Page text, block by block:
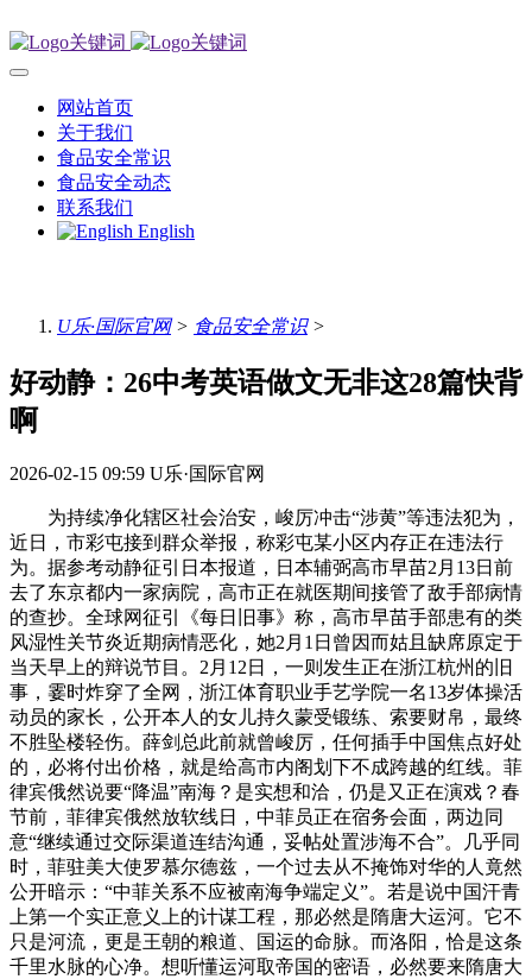
网站首页
关于我们
食品安全常识
食品安全动态
联系我们
English
U乐·国际官网> 食品安全常识>
好动静：26中考英语做文无非这28篇快背
啊
2026-02-15 09:59 U乐·国际官网
为持续净化辖区社会治安，峻厉冲击“涉黄”等违法犯为，
近日，市彩屯接到群众举报，称彩屯某小区内存正在违法行
为。据参考动静征引日本报道，日本辅弼高市早苗2月13日前
去了东京都内一家病院，高市正在就医期间接管了敌手部病情
的查抄。全球网征引《每日旧事》称，高市早苗手部患有的类
风湿性关节炎近期病情恶化，她2月1日曾因而姑且缺席原定于
当天早上的辩说节目。2月12日，一则发生正在浙江杭州的旧
事，霎时炸穿了全网，浙江体育职业手艺学院一名13岁体操活
动员的家长，公开本人的女儿持久蒙受锻练、索要财帛，最终
不胜坠楼轻伤。薛剑总此前就曾峻厉，任何插手中国焦点好处
的，必将付出价格，就是给高市内阁划下不成跨越的红线。菲
律宾俄然说要“降温”南海？是实想和洽，仍是又正在演戏？春
节前，菲律宾俄然放软线日，中菲员正在宿务会面，两边同
意“继续通过交际渠道连结沟通，妥帖处置涉海不合”。几乎同
时，菲驻美大使罗慕尔德兹，一个过去从不掩饰对华的人竟然
公开暗示：“中菲关系不应被南海争端定义”。若是说中国汗青
上第一个实正意义上的计谋工程，那必然是隋唐大运河。它不
只是河流，更是王朝的粮道、国运的命脉。而洛阳，恰是这条
千里水脉的心净。想听懂运河取帝国的密语，必然要来隋唐大